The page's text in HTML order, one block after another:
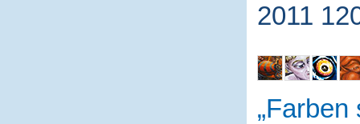
2011
Farben